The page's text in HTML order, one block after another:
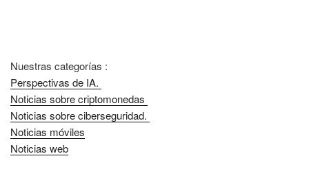
Nuestras categorías :
Perspectivas de IA.
Noticias sobre criptomonedas
Noticias sobre ciberseguridad.
Noticias móviles
Noticias web